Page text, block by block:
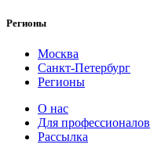
Регионы
Москва
Санкт-Петербург
Регионы
О нас
Для профессионалов
Рассылка